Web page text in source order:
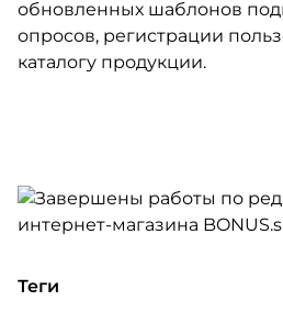
обновленных шаблонов
опросов, регистрации
каталогу продукции.
Теги